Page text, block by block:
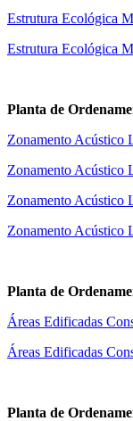
Estrutura Ecológica
Estrutura Ecológica
Planta de
Zonamento Acústico
Zonamento Acústico
Zonamento Acústico
Zonamento Acústico
Planta de
Áreas Edificadas
Áreas Edificadas
Planta de